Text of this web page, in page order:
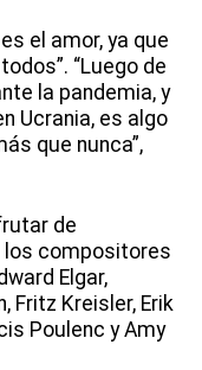
el amor, ya que
“Luego de
la pandemia, y
Ucrania, es algo
que nunca”,
de
los compositores
Elgar,
Fritz Kreisler, Erik
Poulenc y Amy